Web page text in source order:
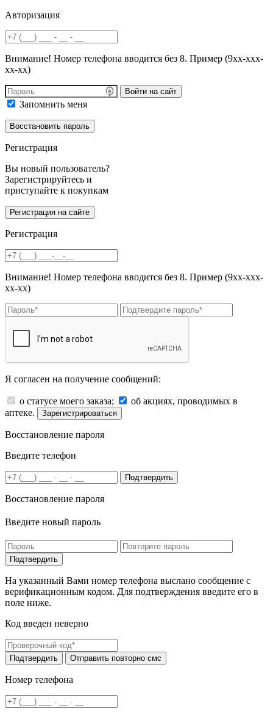
Авторизация
Внимание! Номер телефона вводится без 8. Пример (9хх-ххх-
хх-хх)
Войти на сайт
Запомнить меня
Регистрация
Вы новый пользователь?
Зарегистрируйтесь и
приступайте к покупкам
Регистрация
Внимание! Номер телефона вводится без 8. Пример (9хх-ххх-
хх-хх)
Я согласен на получение сообщений:
о статусе моего заказа;
об акциях, проводимых в
аптеке.
Зарегистрироваться
Восстановление пароля
Введите телефон
Подтвердить
Восстановление пароля
Введите новый пароль
На указанный Вами номер телефона выслано сообщение с
верификационным кодом. Для подтверждения введите его в
поле ниже.
Код введен неверно
Номер телефона